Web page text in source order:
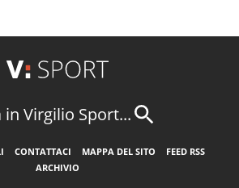
in Virgilio Sport...
CONTATTACI MAPPA DEL SITO
FEED RSS
ARCHIVIO